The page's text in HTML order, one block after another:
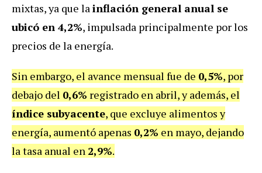
mixtas, ya que lainflación general anual se
ubicó en 4,2%, impulsada principalmente por los
precios de la energía.
Sin embargo, el avance mensual fue de 0,5%, por
debajo del 0,6% registrado en abril, y además, el
índice subyacente, que excluye alimentos y
energía, aumentó apenas 0,2% en mayo, dejando
la tasa anual en 2,9%.